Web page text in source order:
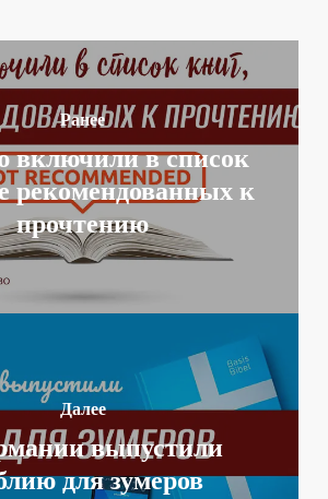
Ранее
включили в список
рекомендованных к
прочтению
Далее
выпустили
для зумеров